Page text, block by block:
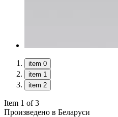
item 0
item 1
item 2
Item 1 of 3
Произведено в Беларуси